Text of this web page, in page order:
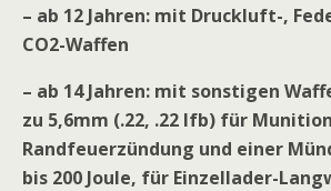
– ab 12 Jahren: mit Druckluft-,
CO2-Waffen
– ab 14 Jahren: mit sonstigen
zu 5,6mm (.22, .22 lfb) für
Randfeuerzündung und einer
bis 200 Joule, für Einzellader-